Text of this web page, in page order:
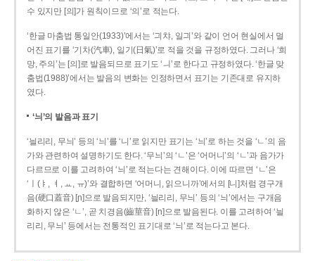
수 있지만 [의]가 원칙이므로 ‘의’로 적는다.
‘한글 마춤법 통일안(1933)’에서는 ‘긔챠, 일긔’와 같이 언어 현실에서 멀
어진 표기를 ‘기차(汽車), 일기(日氣)’로 적을 것을 규정하였다. 그러나 ‘희
망, 주의’는 [의]로 발음되므로 표기도 ‘ㅢ’로 한다고 규정하였다. ‘한글 맞
춤법(1988)’에서는 발음의 변화는 인정하면서 표기는 기존대로 유지하
였다.
‘늬’의 발음과 표기
‘늴리리, 무늬’ 등의 ‘늬’를 ‘니’로 읽지만 표기는 ‘늬’로 하는 것을 ‘ㄴ’의 음
가와 관련하여 설명하기도 한다. ‘무늬’의 ‘ㄴ’은 ‘어머니’의 ‘ㄴ’과 음가가
다르므로 이를 고려하여 ‘늬’로 적는다는 견해이다. 이에 따르면 ‘ㄴ’은
‘ㅣ(ㅑ, ㅕ, ㅛ, ㅠ)’와 결합하면 ‘어머니, 읽으니까’에서의 [니]처럼 경구개
음(硬口蓋音) [ɲ]으로 발음되지만, ‘늴리리, 무늬’ 등의 ‘늬’에서는 구개음
화하지 않은 ‘ㄴ’, 곧 치경음(齒莖音) [n]으로 발음된다. 이를 고려하여 ‘늴
리리, 무늬’ 등에서는 전통적인 표기대로 ‘늬’로 적는다고 본다.